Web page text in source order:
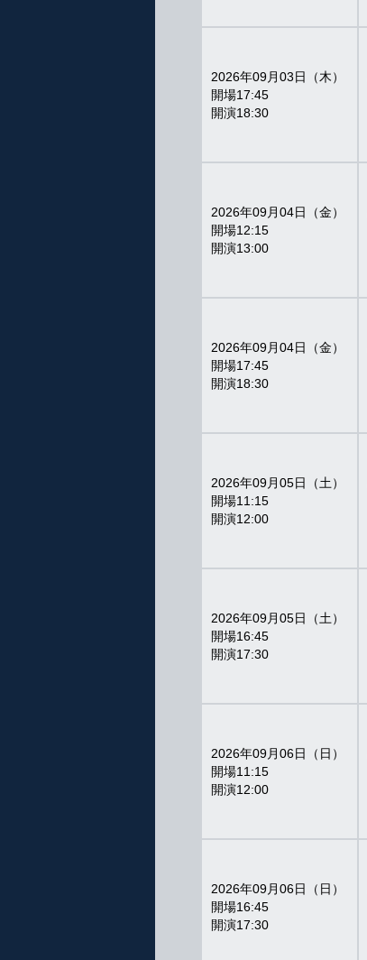
2026年09月03日（木）
17:45
18:30
2026年09月04日（金）
12:15
13:00
2026年09月04日（金）
17:45
18:30
2026年09月05日（土）
11:15
12:00
2026年09月05日（土）
16:45
17:30
2026年09月06日（日）
11:15
12:00
2026年09月06日（日）
16:45
17:30